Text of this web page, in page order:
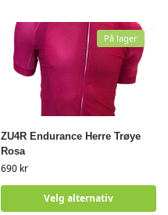
ZU4R Endurance Herre Trøye
Rosa
690 kr
Velg alternativ
På lager